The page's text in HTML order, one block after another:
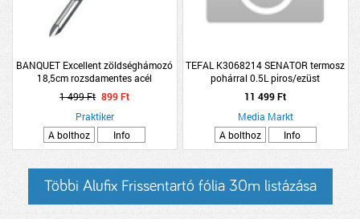
BANQUET Excellent zöldséghámozó
18,5cm rozsdamentes acél
1 499 Ft 899 Ft
Praktiker
A bolthoz
Info
TEFAL K3068214 SENATOR termosz
pohárral 0.5L piros/ezüst
11 499 Ft
Media Markt
A bolthoz
Info
Többi Alufix Frissentartó fólia 30m listázása